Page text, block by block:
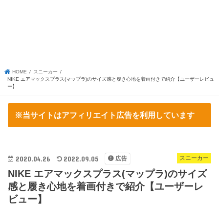
HOME
スニーカー
NIKE エアマックスプラス(マップラ)のサイズ感と履き心地を着画付きで紹介【ユーザーレビュ
ー】
※当サイトはアフィリエイト広告を利用しています
スニーカー
2020.04.26 2022.09.05 広告
NIKE エアマックスプラス(マップラ)のサイズ
感と履き心地を着画付きで紹介【ユーザーレ
ビュー】